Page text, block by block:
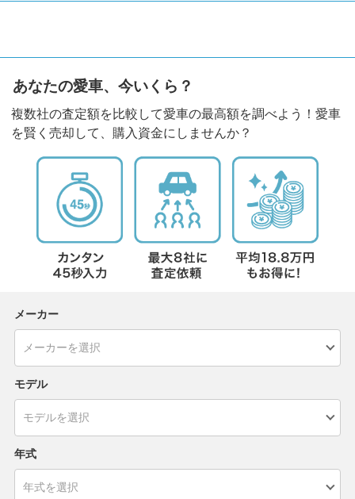
あなたの愛車、今いくら？
複数社の査定額を比較して愛車の最高額を調べよう！愛車
を賢く売却して、購入資金にしませんか？
メーカー
モデル
年式